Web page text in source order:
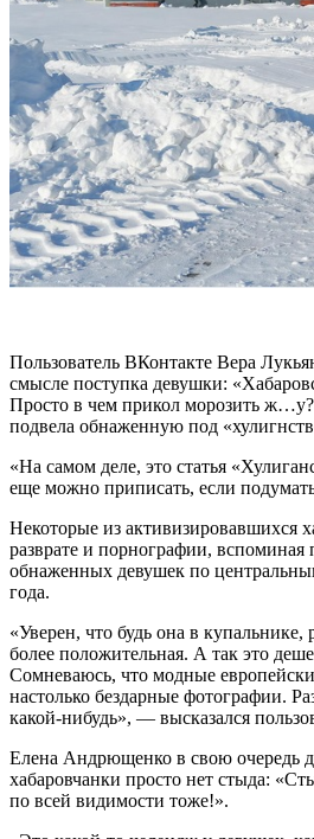
Пользователь ВКонтакте Вера
смысле поступка девушки:
Просто в чем прикол морозить
подвела обнаженную под
«На самом деле, это статья
еще можно приписать, если
Некоторые из активизировавшихся
разврате и порнографии, вспоминая
обнаженных девушек по
года.
«Уверен, что будь она в
более положительная. А так это
Сомневаюсь, что модные
настолько бездарные фотографии.
какой-нибудь», — высказался
Елена Андрющенко в свою очередь
хабаровчанки просто нет стыда:
по всей видимости тоже!».